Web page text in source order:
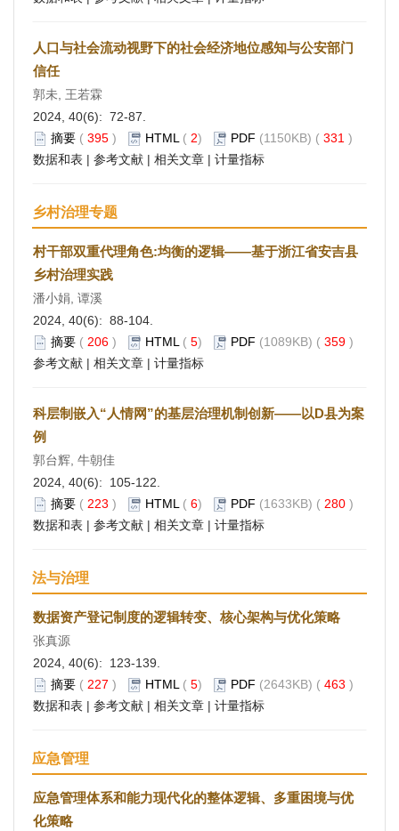
人口与社会流动视野下的社会经济地位感知与公安部门
信任
郭未, 王若霖
2024, 40(6): 72-87.
摘要 ( 395 ) HTML ( 2) PDF (1150KB) ( 331 )
数据和表 | 参考文献 | 相关文章 | 计量指标
乡村治理专题
村干部双重代理角色:均衡的逻辑——基于浙江省安吉县
乡村治理实践
潘小娟, 谭溪
2024, 40(6): 88-104.
摘要 ( 206 ) HTML ( 5) PDF (1089KB) ( 359 )
参考文献 | 相关文章 | 计量指标
科层制嵌入“人情网”的基层治理机制创新——以D县为案
例
郭台辉, 牛朝佳
2024, 40(6): 105-122.
摘要 ( 223 ) HTML ( 6) PDF (1633KB) ( 280 )
数据和表 | 参考文献 | 相关文章 | 计量指标
法与治理
数据资产登记制度的逻辑转变、核心架构与优化策略
张真源
2024, 40(6): 123-139.
摘要 ( 227 ) HTML ( 5) PDF (2643KB) ( 463 )
数据和表 | 参考文献 | 相关文章 | 计量指标
应急管理
应急管理体系和能力现代化的整体逻辑、多重困境与优
化策略